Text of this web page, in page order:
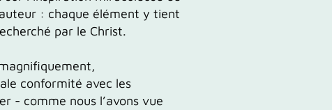
: chaque élément y tient
par le Christ.
conformité avec les
- comme nous l’avons vue